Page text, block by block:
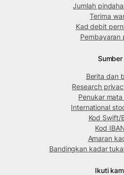
Jumlah
Terima
Kad debit
Pembayaran
Sumber
Berita dan
Research
Penukar
International
Kod Swift/
Kod
Amaran
Bandingkan kadar
Ikuti